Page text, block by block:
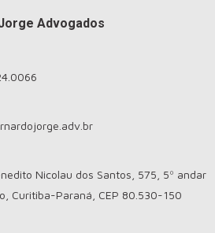
Advogados
Nicolau dos Santos, 575, 5º andar
Curitiba-Paraná, CEP 80.530-150